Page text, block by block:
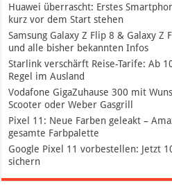
Huawei überrascht: Erstes
kurz vor dem Start stehen
Samsung Galaxy Z Flip 8 & Galaxy Z
und alle bisher bekannten Infos
Starlink verschärft Reise-Tarife: Ab
Regel im Ausland
Vodafone GigaZuhause 300 mit
Scooter oder Weber Gasgrill
Pixel 11: Neue Farben geleakt –
gesamte Farbpalette
Google Pixel 11 vorbestellen: Jetzt
sichern